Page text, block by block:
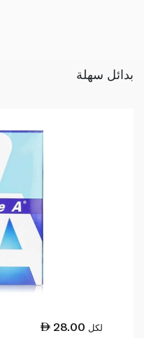
بدائل سهلة
28.00 لكل